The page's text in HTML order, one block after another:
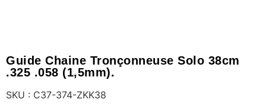
Guide Chaine Tronçonneuse Solo 38cm
.325 .058 (1,5mm).
SKU : C37-374-ZKK38